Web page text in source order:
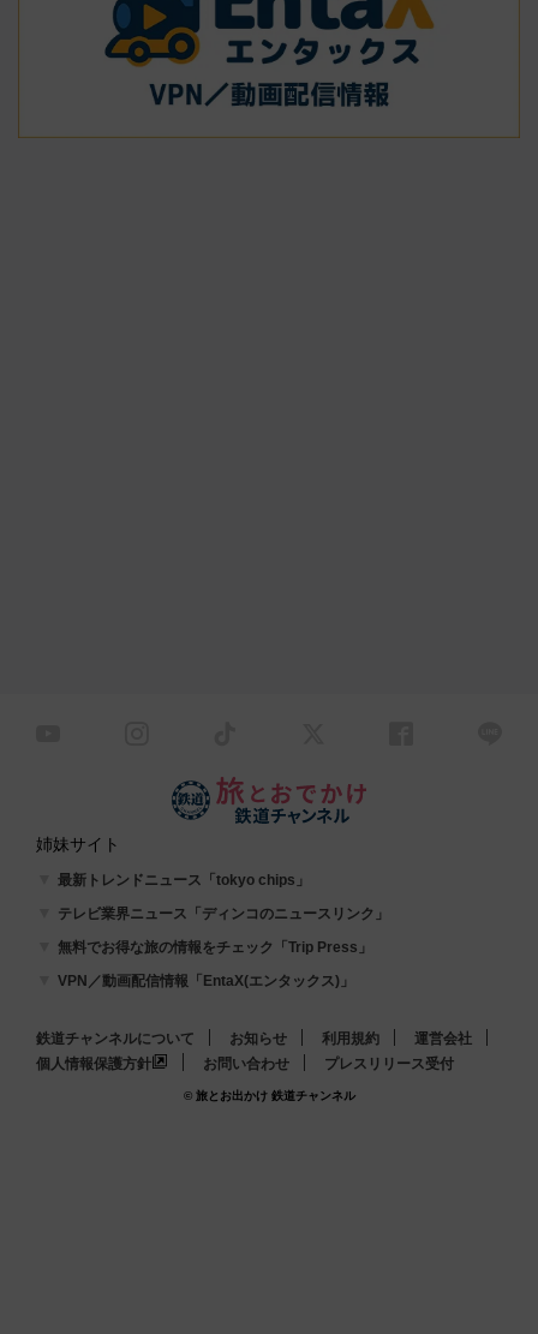
姉妹サイト
最新トレンドニュース「tokyo chips」
テレビ業界ニュース「ディンコのニュースリンク」
無料でお得な旅の情報をチェック「Trip Press」
VPN／動画配信情報「EntaX(エンタックス)」
鉄道チャンネルについて お知らせ 利用規約
運営会社
個人情報保護方針
お問い合わせ プレスリリース受付
© 旅とお出かけ 鉄道チャンネル